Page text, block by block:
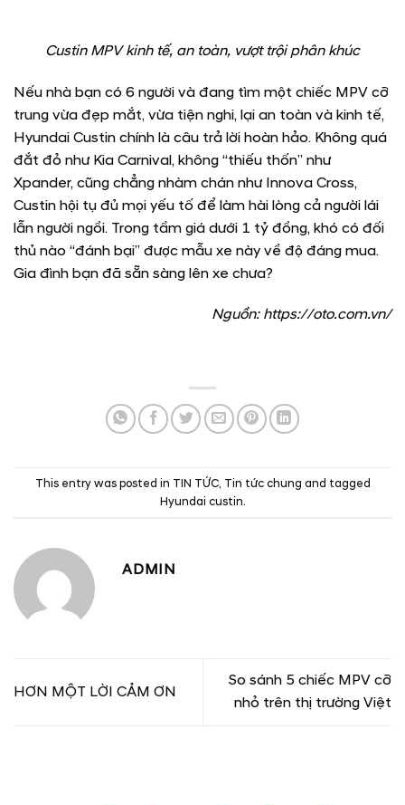
Custin MPV kinh tế, an toàn, vượt trội phân khúc
Nếu nhà bạn có 6 người và đang tìm một chiếc MPV cỡ
trung vừa đẹp mắt, vừa tiện nghi, lại an toàn và kinh tế,
Hyundai Custin chính là câu trả lời hoàn hảo. Không quá
đắt đỏ như Kia Carnival, không “thiếu thốn” như
Xpander, cũng chẳng nhàm chán như Innova Cross,
Custin hội tụ đủ mọi yếu tố để làm hài lòng cả người lái
lẫn người ngồi. Trong tầm giá dưới 1 tỷ đồng, khó có đối
thủ nào “đánh bại” được mẫu xe này về độ đáng mua.
Gia đình bạn đã sẵn sàng lên xe chưa?
Nguồn: https://oto.com.vn/
This entry was posted in TIN TỨC, Tin tức chung and tagged
Hyundai custin.
ADMIN
HƠN MỘT LỜI CẢM ƠN
So sánh 5 chiếc MPV cỡ
nhỏ trên thị trường Việt